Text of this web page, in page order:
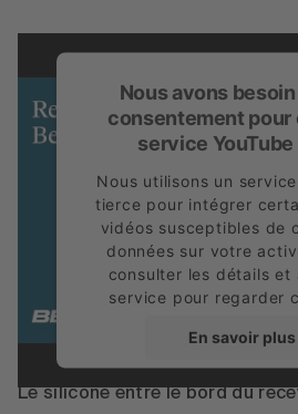
Nous avons
consentement pour
service YouTube
Nous utilisons un
tierce pour intégrer
vidéos susceptibles de
données sur votre
consulter les détails et
service pour regarder
En savoir plus
Accepter
Rebords Relevés
Le silicone entre le bord du